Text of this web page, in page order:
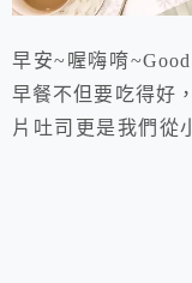
早安~喔嗨唷
早餐不但要吃得好
片吐司更是我們